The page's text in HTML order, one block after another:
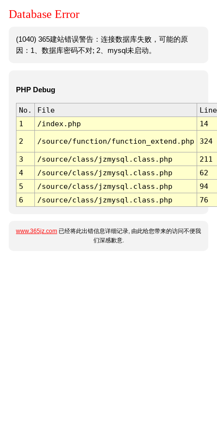
Database Error
(1040) 365建站错误警告：连接数据库失败，可能的原
因：1、数据库密码不对; 2、mysql未启动。
PHP Debug
No. File
Line
1
/index.php 14
2 /source/function/function_extend.php 324
3 /source/class/jzmysql.class.php
211
4
/source/class/jzmysql.class.php
62
5
/source/class/jzmysql.class.php
94
6
/source/class/jzmysql.class.php 76
www.365jz.com 已经将此出错信息详细记录, 由此给您带来的访问不便我
们深感歉意.